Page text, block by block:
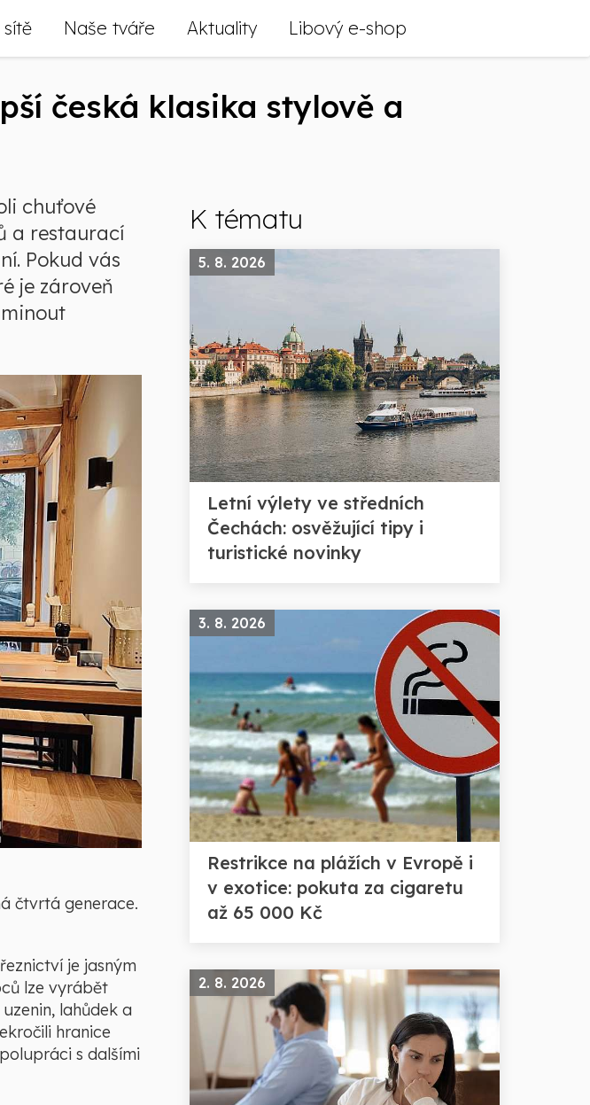
sítě Naše tváře Aktuality Libový e-shop
česká klasika stylově a
chuťové
a restaurací
Pokud vás
je zároveň
čtvrtá generace.
je jasným
lze vyrábět
lahůdek a
hranice
s dalšími
K tématu
5. 8. 2026
Letní výlety ve středních
Čechách: osvěžující tipy i
turistické novinky
3. 8. 2026
Restrikce na plážích v Evropě i
v exotice: pokuta za cigaretu
až 65 000 Kč
2. 8. 2026